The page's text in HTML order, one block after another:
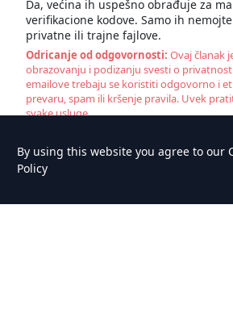
Da, većina ih uspešno obrađuje za
verifikacione kodove. Samo ih
privatne ili trajne fajlove.
Odricanje od odgovornosti: Ovaj članak
obrazovanju i podizanju svesti o
emailove trebaju se koristiti odgovorno i
prevaru, spam ili kršenje pravila. Uvek
svake usluge.
By using this website you agree to our
Policy